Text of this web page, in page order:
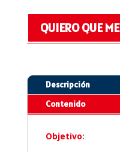
QUIERO QUE
Descripción
Contenido
Objetivo: